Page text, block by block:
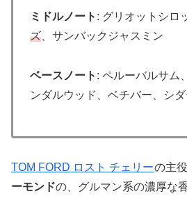
ミドルノート : グリオットシロ
ズ 、サンバックジャスミン
ベースノート : ペルーバルサム
ンダルウッド、ベチバー、シ
TOM FORD ロスト チェリーの主
ーモンドの、グルマン系の濃厚な